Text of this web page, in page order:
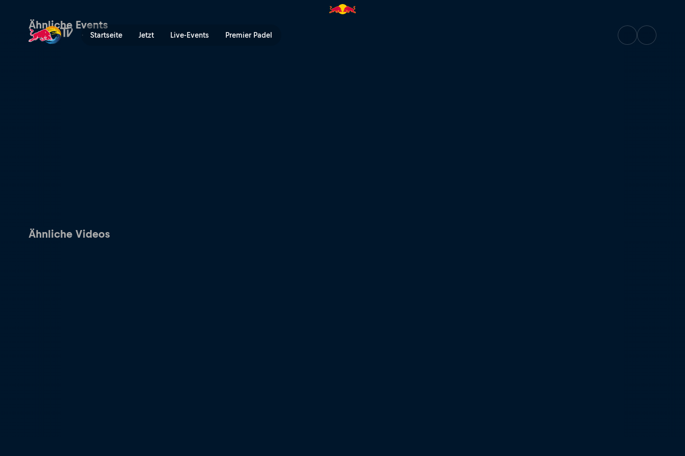
Startseite Jetzt Live-Events Premier Padel
Ähnliche Events
Ähnliche Videos